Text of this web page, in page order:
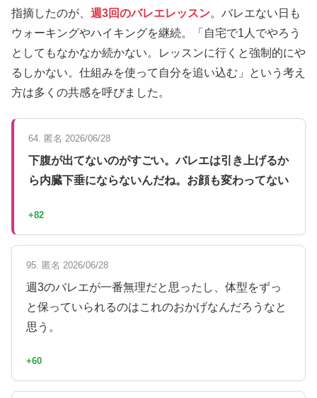
指摘したのが、 週3回のバレエレッスン。バレエない日も
ウォーキングやハイキングを継続。「自宅で1人でやろう
としてもなかなか続かない。レッスンに行くと強制的にや
るしかない。仕組みを使って自分を追い込む」という考え
方は多くの共感を呼びました。
64. 匿名 2026/06/28
下腹が出てないのがすごい。バレエは引き上げるか
ら内臓下垂にならないんだね。お顔も変わってない
+82
95. 匿名 2026/06/28
週3のバレエが一番無理だと思ったし、体型をずっ
と保っていられるのはこれのおかげなんだろうなと
思う。
+60